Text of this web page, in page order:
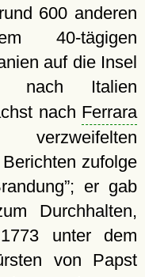
600 anderen
40-tägigen
auf die Insel
Italien
nach Ferrara
zufolge
; er gab
Durchhalten,
unter dem
von Papst